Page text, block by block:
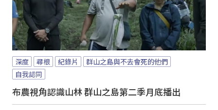
深度 尋根 紀錄片
群山之島與不去會死的他們
自我認同
布農視角認識山林 群山之島第二季月底播出